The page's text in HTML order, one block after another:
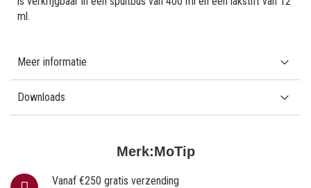
Merk:MoTip
Vanaf €250 gratis verzending
ml.
Meer informatie
Downloads